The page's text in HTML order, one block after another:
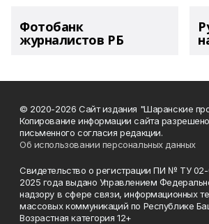
Фотобанк
журналистов РБ
© 2020-2026 Сайт издания "Шаранские
Копирование информации сайта
письменного согласия редакции.
Об использовании персональных данных
Свидетельство о регистрации ПИ № ТУ 02-
2025 года выдано Управлением
надзору в сфере связи, информационных
массовых коммуникаций по Республике
Возрастная категория 12+